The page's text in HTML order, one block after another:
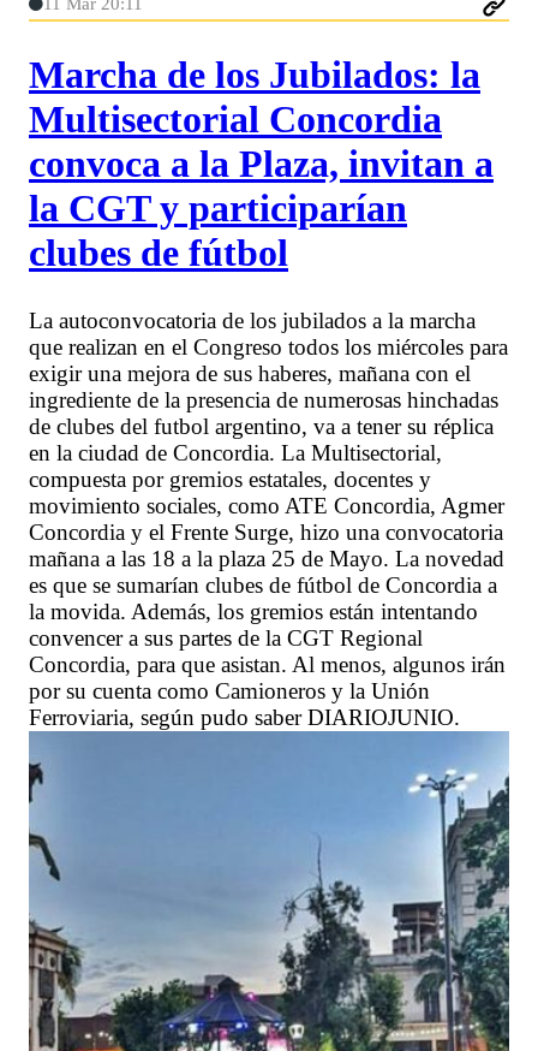
11 Mar 20:11
Marcha de los Jubilados: la
Multisectorial Concordia
convoca a la Plaza, invitan a
la CGT y participarían
clubes de fútbol
La autoconvocatoria de los jubilados a la marcha
que realizan en el Congreso todos los miércoles para
exigir una mejora de sus haberes, mañana con el
ingrediente de la presencia de numerosas hinchadas
de clubes del futbol argentino, va a tener su réplica
en la ciudad de Concordia. La Multisectorial,
compuesta por gremios estatales, docentes y
movimiento sociales, como ATE Concordia, Agmer
Concordia y el Frente Surge, hizo una convocatoria
mañana a las 18 a la plaza 25 de Mayo. La novedad
es que se sumarían clubes de fútbol de Concordia a
la movida. Además, los gremios están intentando
convencer a sus partes de la CGT Regional
Concordia, para que asistan. Al menos, algunos irán
por su cuenta como Camioneros y la Unión
Ferroviaria, según pudo saber DIARIOJUNIO.